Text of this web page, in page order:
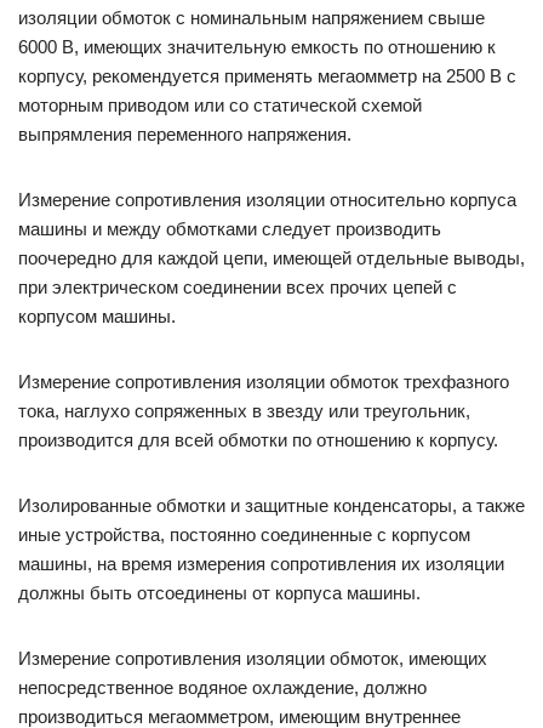
изоляции обмоток с номинальным напряжением свыше
6000 В, имеющих значительную емкость по отношению к
корпусу, рекомендуется применять мегаомметр на 2500 В с
моторным приводом или со статической схемой
выпрямления переменного напряжения.
Измерение сопротивления изоляции относительно корпуса
машины и между обмотками следует производить
поочередно для каждой цепи, имеющей отдельные выводы,
при электрическом соединении всех прочих цепей с
корпусом машины.
Измерение сопротивления изоляции обмоток трехфазного
тока, наглухо сопряженных в звезду или треугольник,
производится для всей обмотки по отношению к корпусу.
Изолированные обмотки и защитные конденсаторы, а также
иные устройства, постоянно соединенные с корпусом
машины, на время измерения сопротивления их изоляции
должны быть отсоединены от корпуса машины.
Измерение сопротивления изоляции обмоток, имеющих
непосредственное водяное охлаждение, должно
производиться мегаомметром, имеющим внутреннее